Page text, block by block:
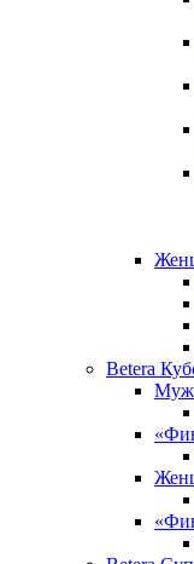
Betera